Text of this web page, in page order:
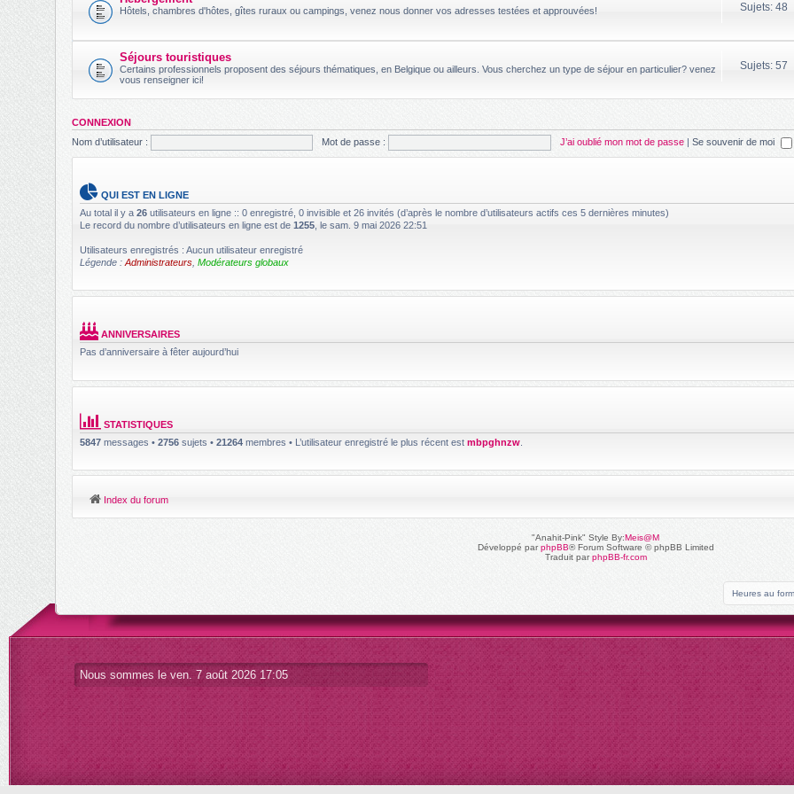
Hôtels, chambres d'hôtes, gîtes ruraux ou campings, venez nous donner vos adresses testées et approuvées! Sujets: 48
Séjours touristiques
Certains professionnels proposent des séjours thématiques, en Belgique ou ailleurs. Vous cherchez un type de séjour en particulier? venez
vous renseigner ici!
Sujets: 57
CONNEXION
Nom d’utilisateur :
Mot de passe : J’ai oublié mon mot de passe | Se souvenir de moi
QUI EST EN LIGNE
Au total il y a 26 utilisateurs en ligne :: 0 enregistré, 0 invisible et 26 invités (d’après le nombre d’utilisateurs actifs ces 5 dernières minutes)
Le record du nombre d’utilisateurs en ligne est de 1255 , le sam. 9 mai 2026 22:51
Utilisateurs enregistrés : Aucun utilisateur enregistré
Légende : Administrateurs Modérateurs globaux
ANNIVERSAIRES
Pas d’anniversaire à fêter aujourd’hui
STATISTIQUES
5847 messages • 2756 sujets • 21264 membres • L’utilisateur enregistré le plus récent est mbpghnzw
Index du forum
"Anahit-Pink" Style By:Meis@M
Développé parphpBB® Forum Software © phpBB Limited
Traduit parphpBB-fr.com
Heures au
Nous sommes le ven. 7 août 2026 17:05